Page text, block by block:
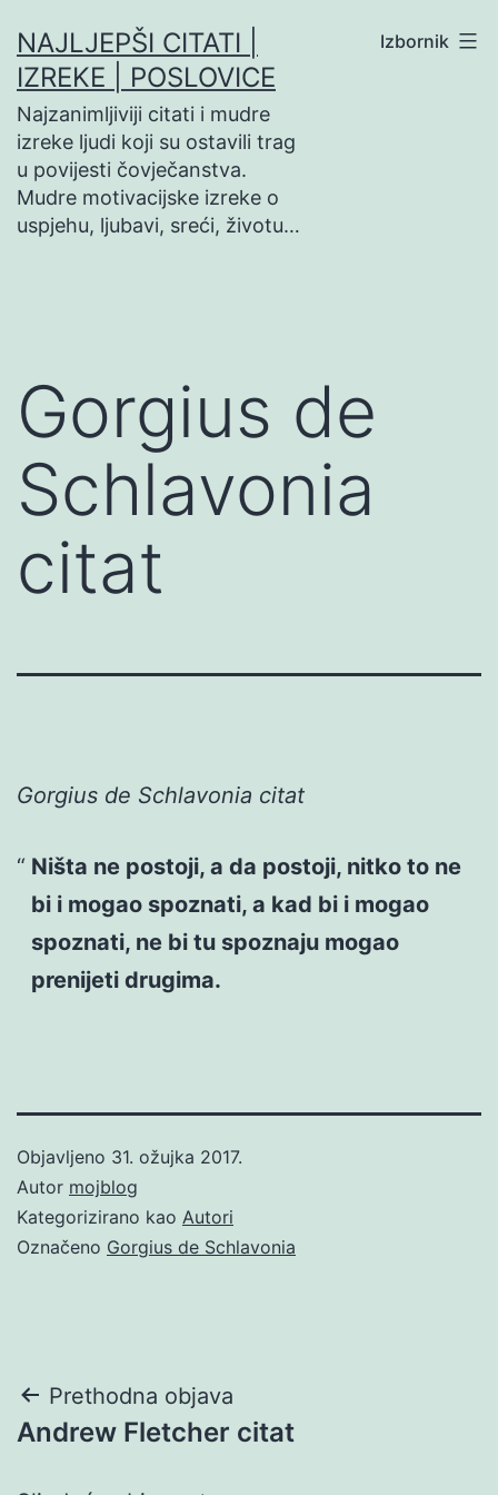
na
sadržaj
NAJLJEPŠI CITATI |
IZREKE | POSLOVICE
Najzanimljiviji citati i mudre
izreke ljudi koji su ostavili trag
u povijesti čovječanstva.
Mudre motivacijske izreke o
uspjehu, ljubavi, sreći, životu…
Izbornik
Gorgius de
Schlavonia
citat
Gorgius de Schlavonia citat
Ništa ne postoji, a da postoji, nitko to ne
bi i mogao spoznati, a kad bi i mogao
spoznati, ne bi tu spoznaju mogao
prenijeti drugima.
Objavljeno 31. ožujka 2017.
Autor mojblog
Kategorizirano kao Autori
Označeno Gorgius de Schlavonia
Navigacija
objava
Prethodna objava
Andrew Fletcher citat